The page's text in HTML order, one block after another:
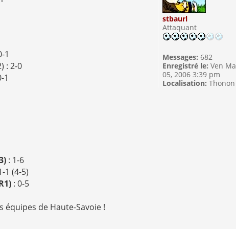
1
: 2-0
1
: 1-6
1 (4-5)
: 0-5
de Haute-Savoie !
stbaurl
Attaquant
Messages: 682
Enregistré le: Ven
05, 2006 3:39 pm
Localisation: Thonon